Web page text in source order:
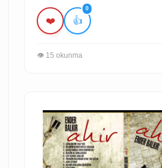
❤️ 👍
0
👁️ 15 okunma